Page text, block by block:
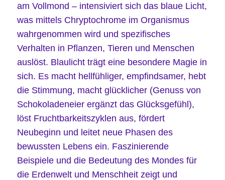
am Vollmond – intensiviert sich das blaue Licht,
was mittels Chryptochrome im Organismus
wahrgenommen wird und spezifisches
Verhalten in Pflanzen, Tieren und Menschen
auslöst. Blaulicht trägt eine besondere Magie in
sich. Es macht hellfühliger, empfindsamer, hebt
die Stimmung, macht glücklicher (Genuss von
Schokoladeneier ergänzt das Glücksgefühl),
löst Fruchtbarkeitszyklen aus, fördert
Neubeginn und leitet neue Phasen des
bewussten Lebens ein. Faszinierende
Beispiele und die Bedeutung des Mondes für
die Erdenwelt und Menschheit zeigt und